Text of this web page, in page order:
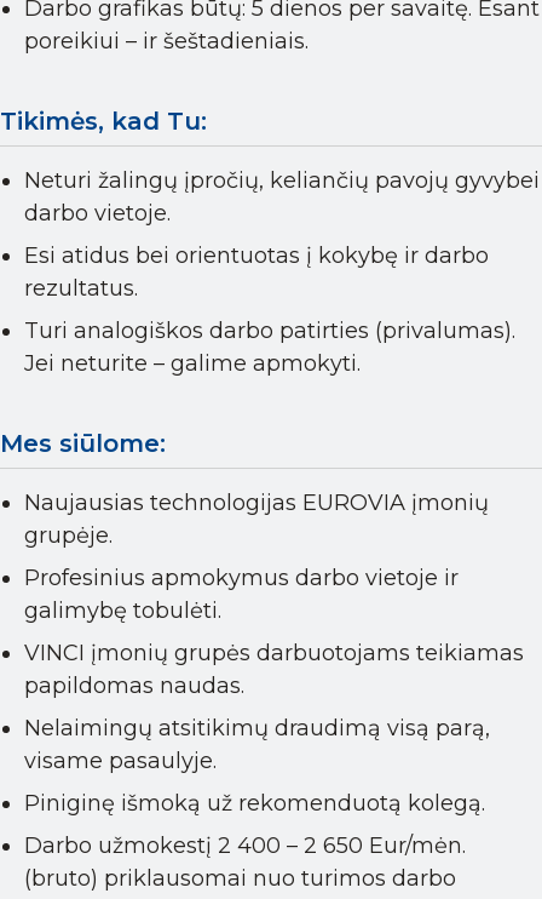
Darbo grafikas būtų: 5 dienos per savaitę. Esant
poreikiui – ir šeštadieniais.
Tikimės, kad Tu:
Neturi žalingų įpročių, keliančių pavojų gyvybei
darbo vietoje.
Esi atidus bei orientuotas į kokybę ir darbo
rezultatus.
Turi analogiškos darbo patirties (privalumas).
Jei neturite – galime apmokyti.
Mes siūlome:
Naujausias technologijas EUROVIA įmonių
grupėje.
Profesinius apmokymus darbo vietoje ir
galimybę tobulėti.
VINCI įmonių grupės darbuotojams teikiamas
papildomas naudas.
Nelaimingų atsitikimų draudimą visą parą,
visame pasaulyje.
Piniginę išmoką už rekomenduotą kolegą.
Darbo užmokestį 2 400 – 2 650 Eur/mėn.
(bruto) priklausomai nuo turimos darbo